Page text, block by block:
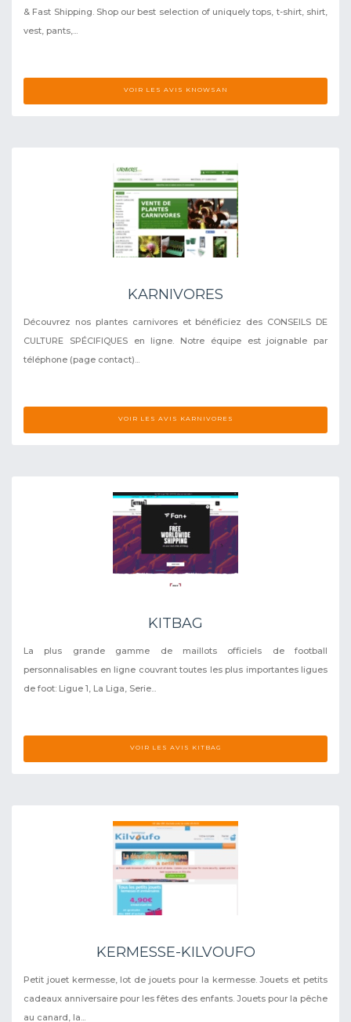
& Fast Shipping. Shop our best selection of uniquely tops, t-shirt, shirt,
vest, pants,...
VOIR LES AVIS KNOWSAN
KARNIVORES
Découvrez nos plantes carnivores et bénéficiez des CONSEILS DE
CULTURE SPÉCIFIQUES en ligne. Notre équipe est joignable par
téléphone (page contact)...
VOIR LES AVIS KARNIVORES
KITBAG
La plus grande gamme de maillots officiels de football
personnalisables en ligne couvrant toutes les plus importantes ligues
de foot: Ligue 1, La Liga, Serie...
VOIR LES AVIS KITBAG
KERMESSE-KILVOUFO
Petit jouet kermesse, lot de jouets pour la kermesse. Jouets et petits
cadeaux anniversaire pour les fêtes des enfants. Jouets pour la pêche
au canard, la...